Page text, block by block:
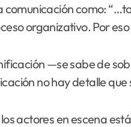
comunicación como:
organizativo. Por
—se sabe de
no hay detalle
actores en escena